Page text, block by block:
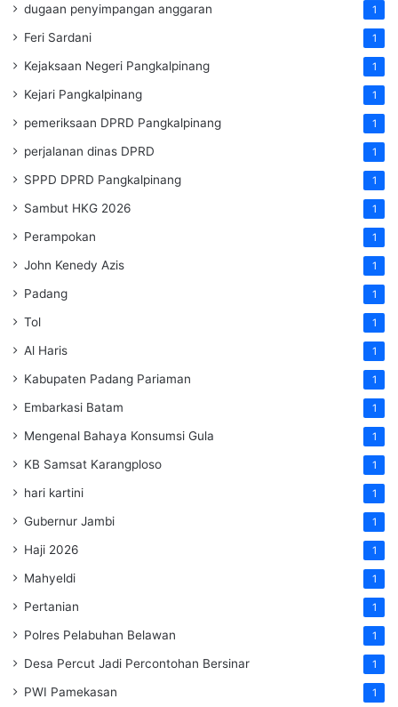
dugaan penyimpangan anggaran 1
Feri Sardani 1
Kejaksaan Negeri Pangkalpinang 1
Kejari Pangkalpinang 1
pemeriksaan DPRD Pangkalpinang 1
perjalanan dinas DPRD 1
SPPD DPRD Pangkalpinang 1
Sambut HKG 2026 1
Perampokan 1
John Kenedy Azis 1
Padang 1
Tol 1
Al Haris 1
Kabupaten Padang Pariaman 1
Embarkasi Batam 1
Mengenal Bahaya Konsumsi Gula 1
KB Samsat Karangploso 1
hari kartini 1
Gubernur Jambi 1
Haji 2026 1
Mahyeldi 1
Pertanian 1
Polres Pelabuhan Belawan 1
Desa Percut Jadi Percontohan Bersinar 1
PWI Pamekasan 1